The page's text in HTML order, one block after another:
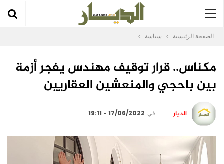
الصفحة الرئيسية سياسة
مكناس.. قرار توقيف مهندس يفجر أزمة
بين باحجي والمنعشين العقاريين
الديار في 17/06/2022 - 19:11